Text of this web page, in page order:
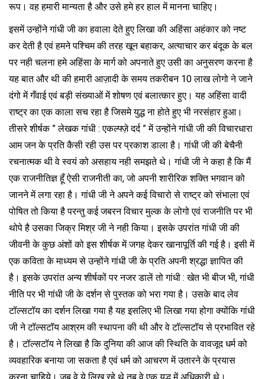
रूप। वह हमारी मान्यता है और उसे हमे हर हाल में मानना चाहिए।
इसमें उन्होंने गांधी जी का हवाला देते हुए लिखा की अहिंसा अहंकार को नष्ट
कर देती है एवं हमने पश्चिम की तरह खून बहाकर, अत्याचार कर बंदूक के बल
पर नही चलना हमे अहिंसा के मार्ग को अपनाते हुए उसी का अनुसरण करना है
यह बात और थी की हमारी आज़ादी के समय तकरीबन 10 लाख लोगो ने जाने
दंगो में गँवाई एवं बड़ी संख्याओं में शोषण एवं बलात्कार हुए। यह अहिंसा वादी
राष्ट्र का एक काला सच रहा है जिसमे युद्ध ना होते हुए भी नरसंहार हुआ।
तीसरे शीर्षक ” लेखक गांधी : एकल्फ्ज़े दर्द ” में उन्होंने गांधी जी की विचारधारा
आम जन के प्रति कैसी रही उस पर प्रकाश डाला है। गांधी जी की बेचैनी
रचनात्मक थी वे स्वयं को असहाय नही समझते थे। गांधी जी ने कहा है कि मैं
एक राजनीतिज्ञ हूँ ऐसी राजनीती का, जो अपनी शारीरिक शक्ति भगवान को
जानने में लगा रहा है। गांधी जी ने अपने कई विचारो से राष्ट्र को संभाला एवं
पोषित तो किया है परन्तु कई जबरन विचार मुल्क के लोगो एवं राजनीति पर भी
थोपे है उसका जिक्र मिश्र जी ने नही किया। इसके उपरांत गांधी जी की
जीवनी के कुछ अंशों को इस शीर्षक में जगह देकर खानापूर्ति की गई है। इसी में
एक कविता के माध्यम से उन्होंने गांधी जी के प्रति अपनी श्रद्धा ज्ञापित की
है। इसके उपरांत अन्य शीर्षकों पर नजर डालें तो गांधी : खेत भी बीज भी, गांधी
नीति पर भी गांधी जी के दर्शन से पुस्तक को भरा गया है। उसके बाद लेव
टॉल्सटॉय का दर्शन लिखा गया है यह इसलिए भी लिखा गया होगा क्योंकि गांधी
जी ने टॉल्सटॉय आश्रम की स्थापना की थी और वे टॉल्सटॉय से प्रभावित रहे
है। टॉल्सटॉय ने लिखा है कि दुनिया की आज की स्थिति के वावजूद धर्म को
व्यवहारिक बनाया जा सकता है एवं धर्म को आचरण में उतारने के प्रयास